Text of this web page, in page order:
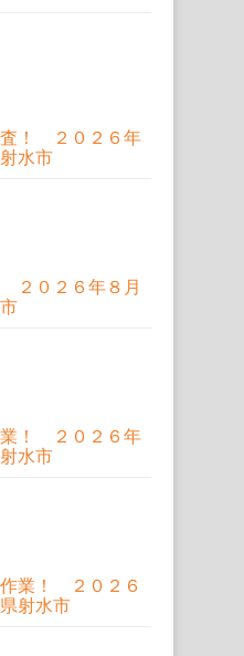
査！ ２０２６年
水市
２０２６年８月
業！ ２０２６年
水市
業！ ２０２６
射水市